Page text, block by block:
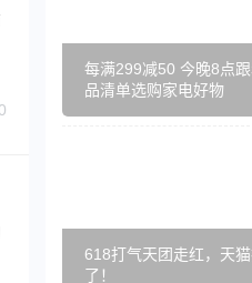
每满299减50 今晚8点
品清单选购家电好物
618打气天团走红，天
了！